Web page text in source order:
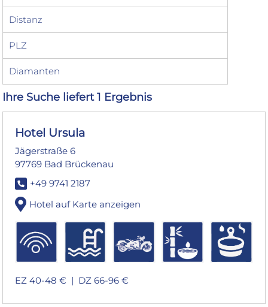
Distanz
PLZ
Diamanten
Ihre Suche liefert 1 Ergebnis
Hotel Ursula
Jägerstraße 6
97769 Bad Brückenau
+49 9741 2187
Hotel auf Karte anzeigen
EZ 40-48 € | DZ 66-96 €